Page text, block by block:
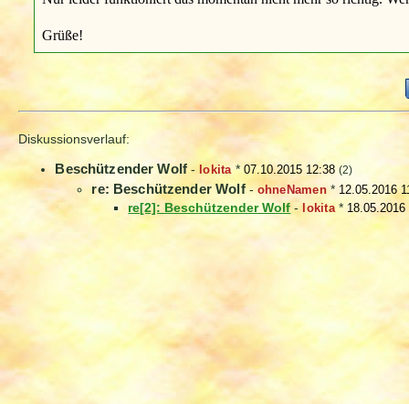
Grüße!
Diskussionsverlauf:
Beschützender Wolf - lokita* 07.10.2015 12:38 (2)
re: Beschützender Wolf-ohneNamen * 12.05.2016
re[2]: Beschützender Wolf - lokita* 18.05.2016